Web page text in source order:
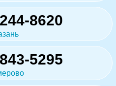
8620
5295